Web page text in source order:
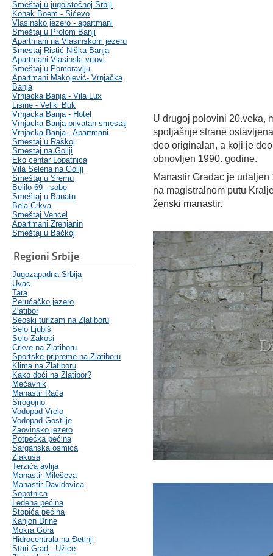
Smeštaj u jugoistočnoj Srbiji
Konak Boem - Sićevo
Vlasinsko jezero - apartmani
Smeštaj u Prolom Banji
Apartmani na Vlasinskom jezeru
Smestaj Ristić Niška Banja
Apartmani Vlasinski vrtovi
Smeštaj u Pomoravlju
Apartmani Makojević- Vrnjačka
Banja
Vrnjacka Banja - Vila Lux
Lisine - Veliki Buk
Vrnjacka Banja - Hotel
Vrnjacka Banja privatan smestaj
Vrnjacka Banja - Apartmani
Smestaj u Raškoj
Smestaj na Goliji
Eko centar Lopatnica
Vila Selena na Goliji
Smeštaj u Sremu
Belilo 69 - sobe
Smeštaj u Banatu
Bela Crkva
Smeštaj Vencel
Apartmani Zrenjanin
Smeštaj u Bačkoj
Regioni Srbije
Jugozapadna Srbija
Uvac
Tara
Perućačko jezero
Zlatibor
Seoski turizam na Zlatiboru
Selo Ljubiš
Selo Zakosi
Crkve na Zlatiboru
Sportske pripreme na Zlatiboru
Klima na Zlatiboru
Kako doći na Zlatibor?
Mećavnik
Manastir Rača
Sirogojno
Vodopad Vrelo
Vodopad Gostilje
Zaovinsko jezero
Potpećka pećina
Šarganska osmica
Zlakusa
Terzića avlija
Manastir Mileševa
Manastir Davidovica
Sopotnica
Ledena pećina
Stopića pećina
Kanjon Drine
Mokra Gora
Hidrocentrala na Đetinji
Stari Grad - Užice
U drugoj polovini 20.veka,
spoljašnje strane
deo originalan, a koji je
obnovljen 1990. godine.
Manastir Gradac je
na magistralnom putu
ženski manastir.